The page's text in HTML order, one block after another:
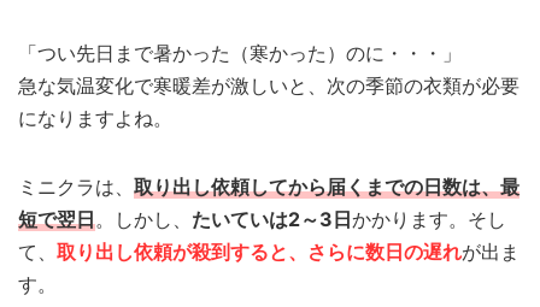
「つい先日まで暑かった（寒かった）のに・・・」
急な気温変化で寒暖差が激しいと、次の季節の衣類が必要
になりますよね。
ミニクラは、 取り出し依頼してから届くまでの日数は、最
短で翌日。しかし、 たいていは2～3日かかります。そし
て、 取り出し依頼が殺到すると、さらに数日の遅れが出ま
す。